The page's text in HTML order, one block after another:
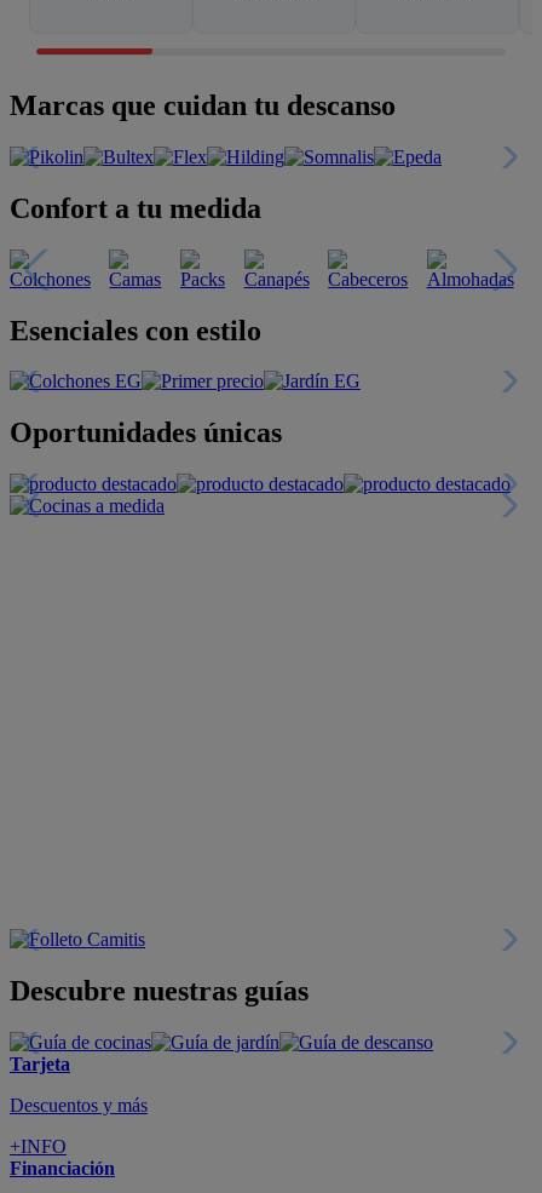
Marcas que cuidan tu descanso
Confort a tu medida
Esenciales con estilo
Oportunidades únicas
Descubre nuestras guías
Tarjeta
Descuentos y más
+INFO
Financiación